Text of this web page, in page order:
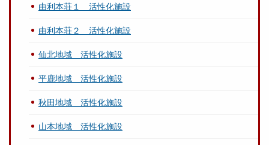
由利本荘１ 活性化施設
由利本荘２ 活性化施設
仙北地域 活性化施設
平鹿地域 活性化施設
秋田地域 活性化施設
山本地域 活性化施設